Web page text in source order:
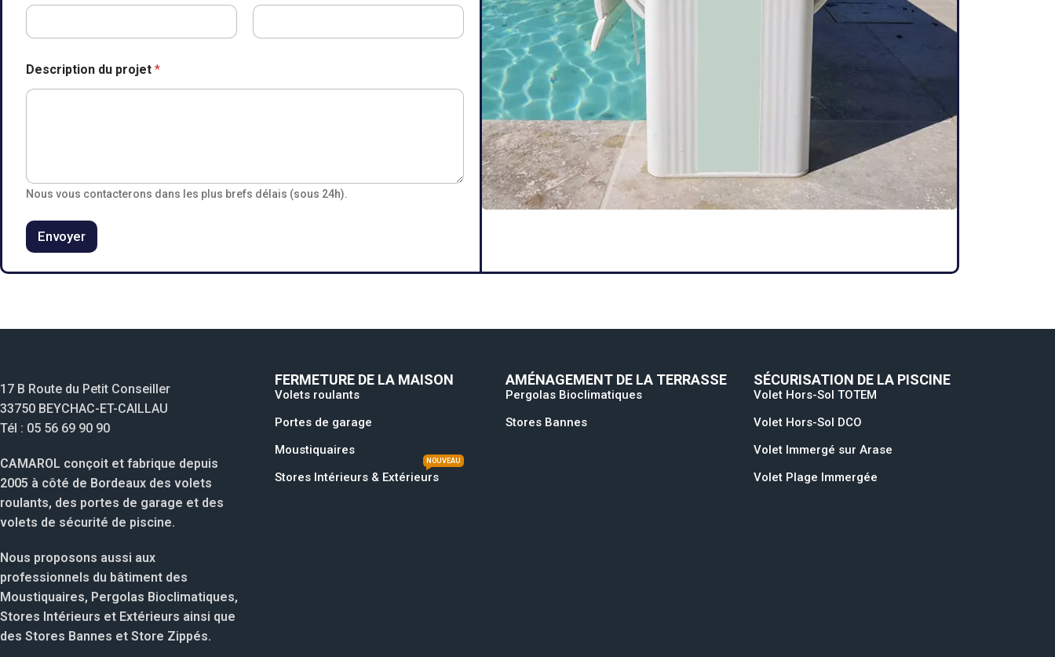
s
Description du projet *
Nous vous contacterons dans les plus brefs délais (sous 24h).
Envoyer
17 B Route du Petit Conseiller
33750 BEYCHAC-ET-CAILLAU
Tél : 05 56 69 90 90
CAMAROL conçoit et fabrique depuis
2005 à côté de Bordeaux des volets
roulants, des portes de garage et des
volets de sécurité de piscine.
Nous proposons aussi aux
professionnels du bâtiment des
Moustiquaires, Pergolas Bioclimatiques,
Stores Intérieurs et Extérieurs ainsi que
des Stores Bannes et Store Zippés.
FERMETURE DE LA MAISON
Volets roulants
Portes de garage
Moustiquaires
Stores Intérieurs & Extérieurs
NOUVEAU
AMÉNAGEMENT DE LA TERRASSE
Pergolas Bioclimatiques
Stores Bannes
SÉCURISATION DE LA PISCINE
Volet Hors-Sol TOTEM
Volet Hors-Sol DCO
Volet Immergé sur Arase
Volet Plage Immergée